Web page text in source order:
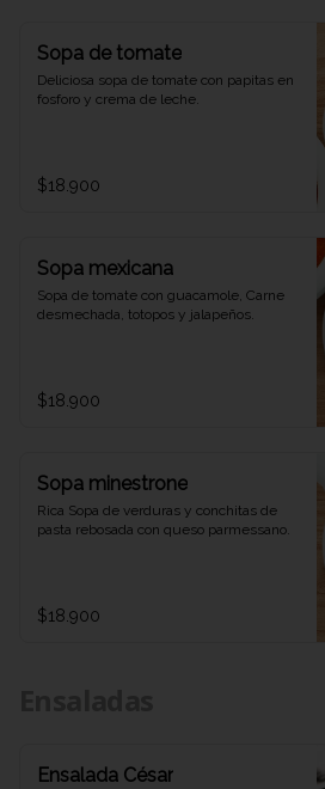
Sopa de tomate
Deliciosa sopa de tomate con papitas en
fosforo y crema de leche.
$18.900
Sopa mexicana
Sopa de tomate con guacamole, Carne
desmechada, totopos y jalapeños.
$18.900
Sopa minestrone
Rica Sopa de verduras y conchitas de
pasta rebosada con queso parmessano.
$18.900
Ensalada César